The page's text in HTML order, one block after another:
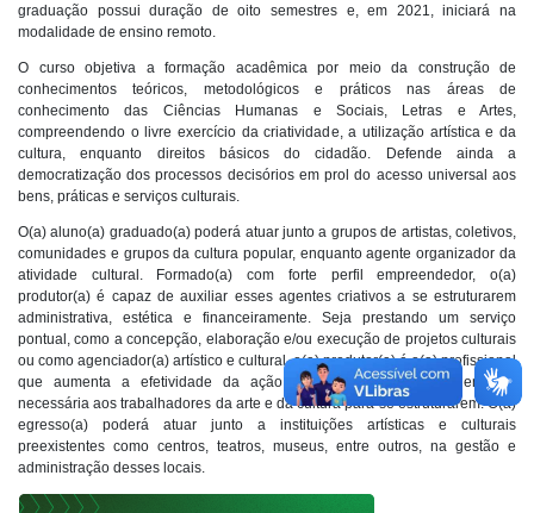
graduação possui duração de oito semestres e, em 2021, iniciará na
modalidade de ensino remoto.
O curso objetiva a formação acadêmica por meio da construção de
conhecimentos teóricos, metodológicos e práticos nas áreas de
conhecimento das Ciências Humanas e Sociais, Letras e Artes,
compreendendo o livre exercício da criatividade, a utilização artística e da
cultura, enquanto direitos básicos do cidadão. Defende ainda a
democratização dos processos decisórios em prol do acesso universal aos
bens, práticas e serviços culturais.
O(a) aluno(a) graduado(a) poderá atuar junto a grupos de artistas, coletivos,
comunidades e grupos da cultura popular, enquanto agente organizador da
atividade cultural. Formado(a) com forte perfil empreendedor, o(a)
produtor(a) é capaz de auxiliar esses agentes criativos a se estruturarem
administrativa, estética e financeiramente. Seja prestando um serviço
pontual, como a concepção, elaboração e/ou execução de projetos culturais
ou como agenciador(a) artístico e cultural, o(a) produtor(a) é o(a) profissional
que aumenta a efetividade da ação cultural, provendo a orientação
necessária aos trabalhadores da arte e da cultura para se estruturarem. O(a)
egresso(a) poderá atuar junto a instituições artísticas e culturais
preexistentes como centros, teatros, museus, entre outros, na gestão e
administração desses locais.